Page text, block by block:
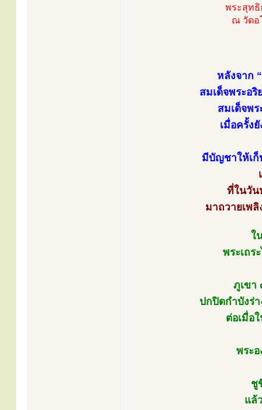
พระสุทธิ
ณ วัดอ
หลังจาก
สมเด็จพระอ
สมเด็จพ
เมื่อครั้ง
มีบัญชาให้เก็
ที่ในวัน
มาถวายเพ
ใ
พระเถร
ภูเขา
ปกปิดกำบังร่
ต่อเมื่อ
พระ
ชู
แล้